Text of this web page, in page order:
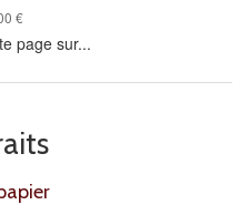
€
page sur...